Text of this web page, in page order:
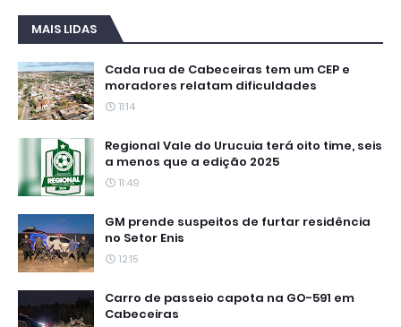
MAIS LIDAS
Cada rua de Cabeceiras tem um CEP e
moradores relatam dificuldades
11:14
Regional Vale do Urucuia terá oito time, seis
a menos que a edição 2025
11:49
GM prende suspeitos de furtar residência
no Setor Enis
12:15
Carro de passeio capota na GO-591 em
Cabeceiras